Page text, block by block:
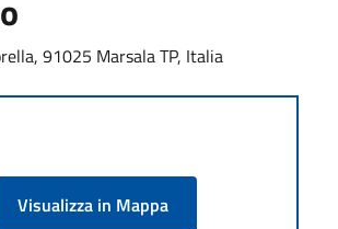
91025 Marsala TP, Italia
Visualizza in Mappa